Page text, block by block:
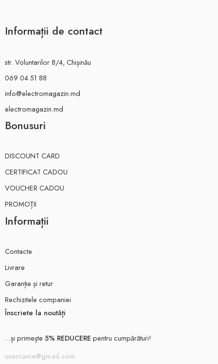
Informații de contact
str. Voluntarilor 8/4, Chișinău
069 04 51 88
info@electromagazin.md
electromagazin.md
Bonusuri
DISCOUNT CARD
CERTIFICAT CADOU
VOUCHER CADOU
PROMOȚII
Informații
Contacte
Livrare
Garanție și retur
Rechizitele companiei
Înscriete la noutăți
...și primește 5% REDUCERE pentru cumpărături!